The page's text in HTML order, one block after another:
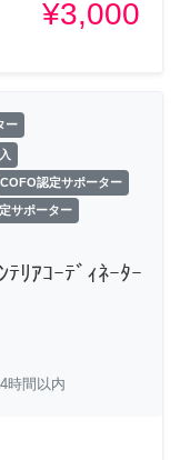
¥3,000
ー
COFO認定サポーター
サポーター
ﾘｱｺｰﾃﾞｨﾈｰﾀｰ
時間以内